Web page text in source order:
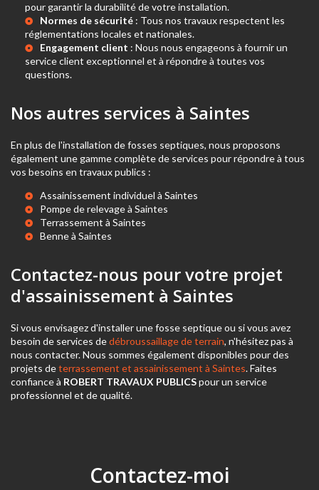
pour garantir la durabilité de votre installation.
Normes de sécurité : Tous nos travaux respectent les
réglementations locales et nationales.
Engagement client : Nous nous engageons à fournir un
service client exceptionnel et à répondre à toutes vos
questions.
Nos autres services à Saintes
En plus de l'installation de fosses septiques, nous proposons
également une gamme complète de services pour répondre à tous
vos besoins en travaux publics :
Assainissement individuel à Saintes
Pompe de relevage à Saintes
Terrassement à Saintes
Benne à Saintes
Contactez-nous pour votre projet
d'assainissement à Saintes
Si vous envisagez d'installer une fosse septique ou si vous avez
besoin de services dedébroussaillage de terrain, n'hésitez pas à
nous contacter. Nous sommes également disponibles pour des
projets deterrassement et assainissement à Saintes. Faites
confiance à ROBERT TRAVAUX PUBLICSpour un service
professionnel et de qualité.
Contactez-moi